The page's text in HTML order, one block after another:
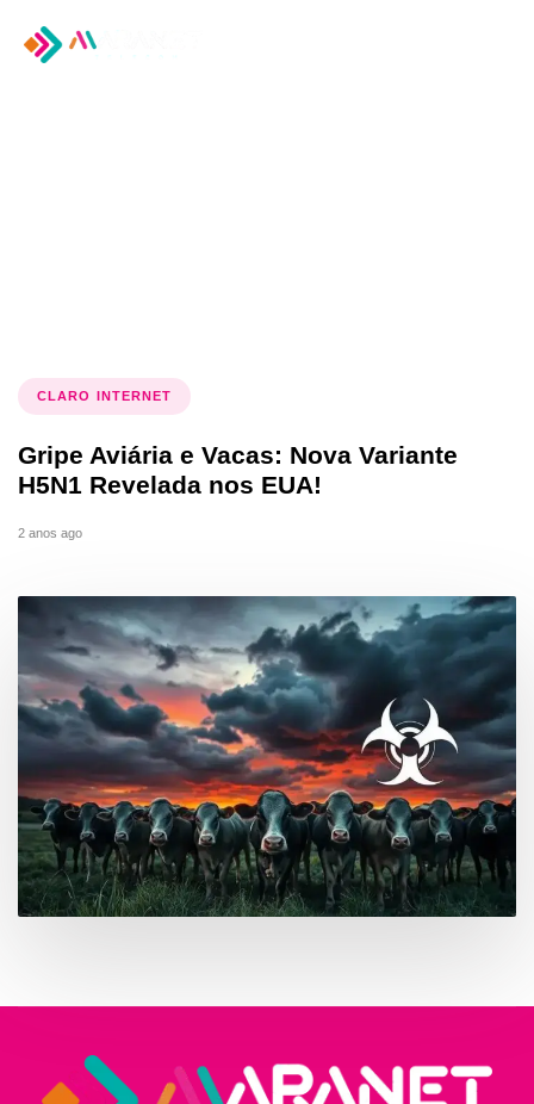
CLARO INTERNET
Gripe Aviária e Vacas: Nova Variante
H5N1 Revelada nos EUA!
2 anos ago